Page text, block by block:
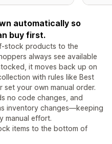
automatically so
buy first.
stock products to the
always see available
it moves back up on
with rules like Best
set your own manual order.
no code changes, and
inventory changes—keeping
manual effort.
items to the bottom of